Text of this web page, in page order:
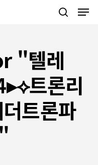
"텔레
트론리
트론파